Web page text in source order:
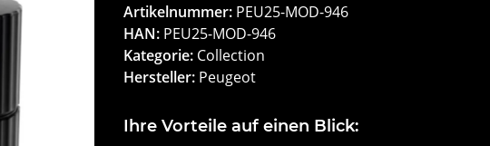
Artikelnummer: PEU25-MOD-946
HAN: PEU25-MOD-946
Kategorie: Collection
Hersteller: Peugeot
Ihre Vorteile auf einen Blick: